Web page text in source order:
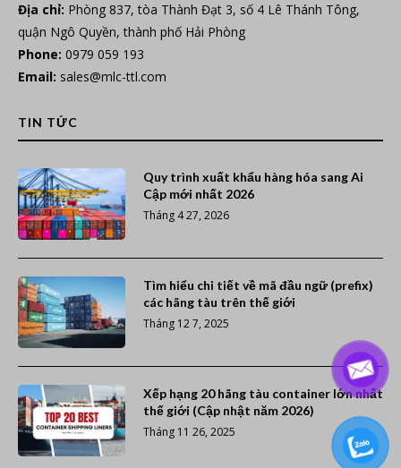
Địa chỉ: Phòng 837, tòa Thành Đạt 3, số 4 Lê Thánh Tông,
quận Ngô Quyền, thành phố Hải Phòng
Phone: 0979 059 193
Email: sales@mlc-ttl.com
TIN TỨC
Quy trình xuất khẩu hàng hóa sang Ai
Cập mới nhất 2026
Tháng 4 27, 2026
Tìm hiểu chi tiết về mã đầu ngữ (prefix)
các hãng tàu trên thế giới
Tháng 12 7, 2025
Xếp hạng 20 hãng tàu container lớn nhất
thế giới (Cập nhật năm 2026)
Tháng 11 26, 2025